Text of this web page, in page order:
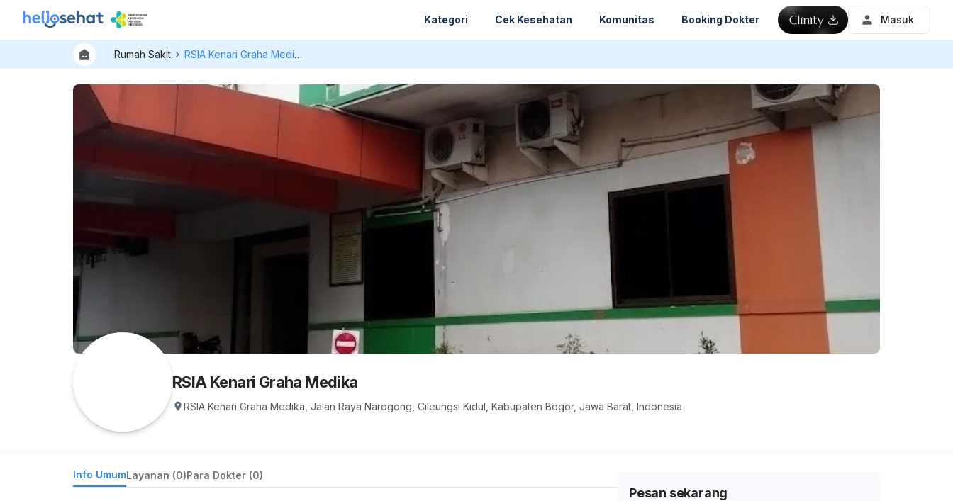
Kategori Cek Kesehatan Komunitas Booking Dokter Masuk
Rumah Sakit RSIA Kenari Graha Medika
RSIA Kenari Graha Medika
RSIA Kenari Graha Medika, Jalan Raya Narogong, Cileungsi Kidul, Kabupaten Bogor, Jawa Barat, Indonesia
Info UmumLayanan (0)Para Dokter (0)
Pesan sekarang